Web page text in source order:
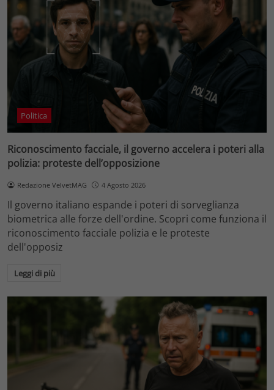
Politica
Riconoscimento facciale, il governo accelera i poteri alla
polizia: proteste dell’opposizione
Redazione VelvetMAG 4 Agosto 2026
Il governo italiano espande i poteri di sorveglianza
biometrica alle forze dell'ordine. Scopri come funziona il
riconoscimento facciale polizia e le proteste
dell'opposiz
Leggi di più